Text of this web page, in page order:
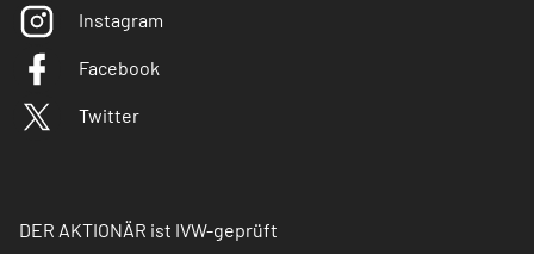
Instagram
Facebook
Twitter
DER AKTIONÄR ist IVW-geprüft